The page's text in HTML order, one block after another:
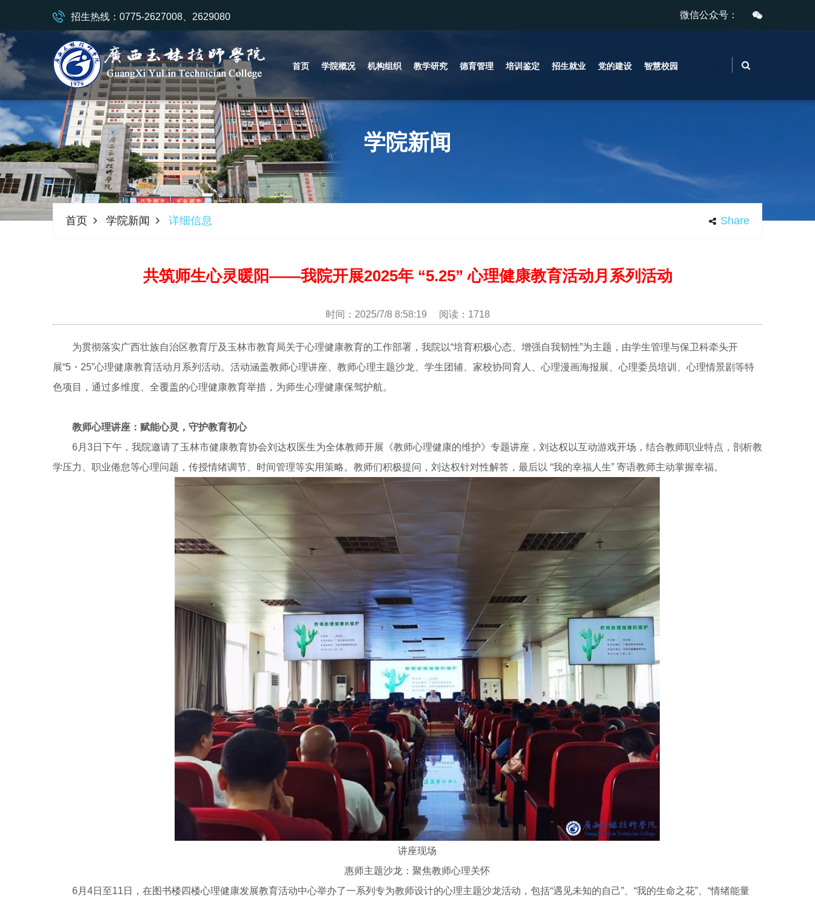
招生热线：0775-2627008、2629080 微信公众号：
首页 学院概况 机构组织 教学研究 德育管理 培训鉴定 招生就业 党的建设 智慧校园
学院新闻
首页 学院新闻 详细信息 Share
共筑师生心灵暖阳——我院开展2025年 “5.25” 心理健康教育活动月系列活动
时间：2025/7/8 8:58:19 阅读：1718
为贯彻落实广西壮族自治区教育厅及玉林市教育局关于心理健康教育的工作部署，我院以“培育积极心态、增强自我韧性”为主题，由学生管理与保卫科牵头开
展“5・25”心理健康教育活动月系列活动。活动涵盖教师心理讲座、教师心理主题沙龙、学生团辅、家校协同育人、心理漫画海报展、心理委员培训、心理情景剧等特
色项目，通过多维度、全覆盖的心理健康教育举措，为师生心理健康保驾护航。
教师心理讲座：赋能心灵，守护教育初心
6月3日下午，我院邀请了玉林市健康教育协会刘达权医生为全体教师开展《教师心理健康的维护》专题讲座，刘达权以互动游戏开场，结合教师职业特点，剖析教
学压力、职业倦怠等心理问题，传授情绪调节、时间管理等实用策略。教师们积极提问，刘达权针对性解答，最后以 “我的幸福人生” 寄语教师主动掌握幸福。
讲座现场
惠师主题沙龙：聚焦教师心理关怀
6月4日至11日，在图书楼四楼心理健康发展教育活动中心举办了一系列专为教师设计的心理主题沙龙活动，包括“遇见未知的自己”、“我的生命之花”、“情绪能量